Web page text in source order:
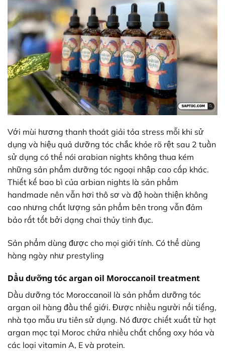
Với mùi hương thanh thoát giải tỏa stress mỗi khi sử
dụng và hiệu quả dưỡng tóc chắc khỏe rõ rệt sau 2 tuần
sử dụng có thể nói arabian nights không thua kém
những sản phẩm dưỡng tóc ngoại nhập cao cấp khác.
Thiết kế bao bì của arbian nights là sản phẩm
handmade nên vẫn hơi thô sơ và độ hoàn thiện không
cao nhưng chất lượng sản phẩm bên trong vẫn đảm
bảo rất tốt bởi dạng chai thủy tinh đục.
Sản phẩm dùng được cho mọi giới tính. Có thể dùng
hàng ngày như prestyling
Dầu dưỡng tóc argan oil Moroccanoil treatment
Dầu dưỡng tóc Moroccanoil là sản phẩm dưỡng tóc
argan oil hàng đầu thế giới. Được nhiều người nổi tiếng,
nhà tạo mẫu ưu tiên sử dụng. Nó được chiết xuất từ hạt
argan mọc tại Moroc chứa nhiều chất chống oxy hóa và
các loại vitamin A, E và protein.